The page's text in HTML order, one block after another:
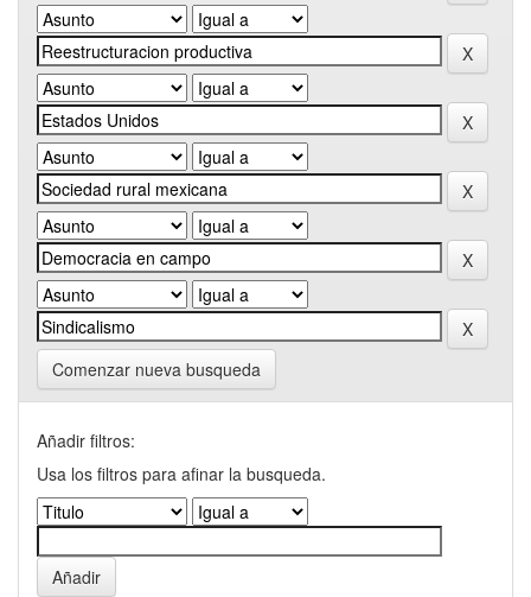
Comenzar nueva busqueda
Añadir filtros:
Usa los filtros para afinar la busqueda.